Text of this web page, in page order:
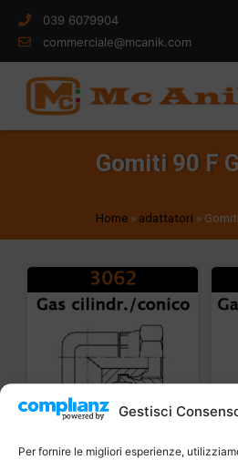
Gestisci
Per fornire le migliori esperienze,
039 6079904
commerciale@mcanik.com
Gomiti 90 F
Home» adattatori »